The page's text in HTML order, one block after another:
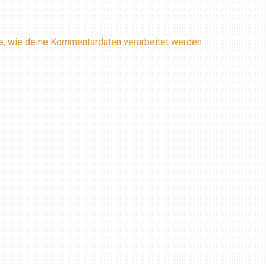
wie deine Kommentardaten verarbeitet werden.